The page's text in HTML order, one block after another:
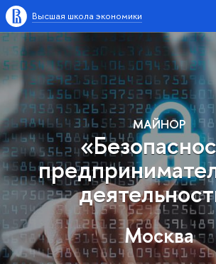
Высшая школа экономики
МАЙНОР
Москва